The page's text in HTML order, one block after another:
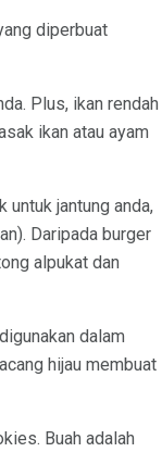
diperbuat
Plus, ikan rendah
ikan atau ayam
untuk jantung anda,
Daripada burger
alpukat dan
dalam
hijau membuat
Buah adalah